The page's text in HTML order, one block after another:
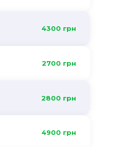
4300 грн
2700 грн
2800 грн
4900 грн